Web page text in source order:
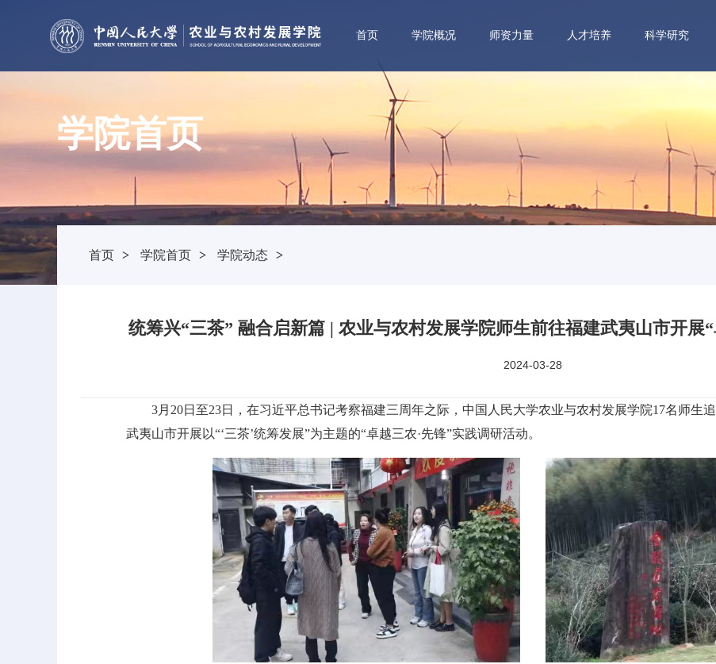
首页 学院概况 师资力量 人才培养 科学研究
学院首页
首页 > 学院首页 > 学院动态 >
统筹兴“三茶” 融合启新篇 | 农业与农村发展学院师生前往福建武夷山市开展
2024-03-28
3月20日至23日，在习近平总书记考察福建三周年之际，中国人民大学农业与农村发展学院17名师生
武夷山市开展以“‘三茶’统筹发展”为主题的“卓越三农·先锋”实践调研活动。